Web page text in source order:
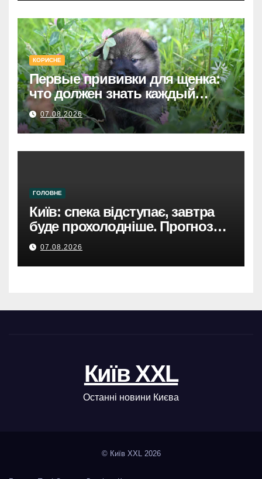
КОРИСНЕ
Первые прививки для щенка:
что должен знать каждый
хозяин
07.08.2026
ГОЛОВНЕ
Київ: спека відступає, завтра
буде прохолодніше. Прогноз
погоди
07.08.2026
Київ XXL
Останні новини Києва
© Київ XXL 2026